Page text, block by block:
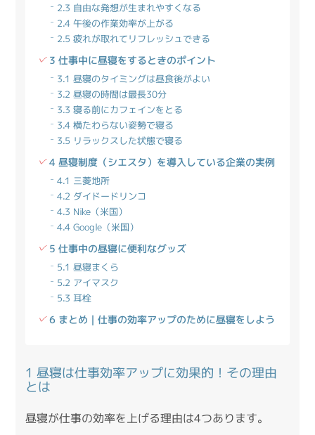
2.3 自由な発想が生まれやすくなる
2.4 午後の作業効率が上がる
2.5 疲れが取れてリフレッシュできる
3 仕事中に昼寝をするときのポイント
3.1 昼寝のタイミングは昼食後がよい
3.2 昼寝の時間は最長30分
3.3 寝る前にカフェインをとる
3.4 横たわらない姿勢で寝る
3.5 リラックスした状態で寝る
4 昼寝制度（シエスタ）を導入している企業の実例
4.1 三菱地所
4.2 ダイドードリンコ
4.3 Nike（米国）
4.4 Google（米国）
5 仕事中の昼寝に便利なグッズ
5.1 昼寝まくら
5.2 アイマスク
5.3 耳栓
6 まとめ｜仕事の効率アップのために昼寝をしよう
1 昼寝は仕事効率アップに効果的！その理由
とは
昼寝が仕事の効率を上げる理由は4つあります。